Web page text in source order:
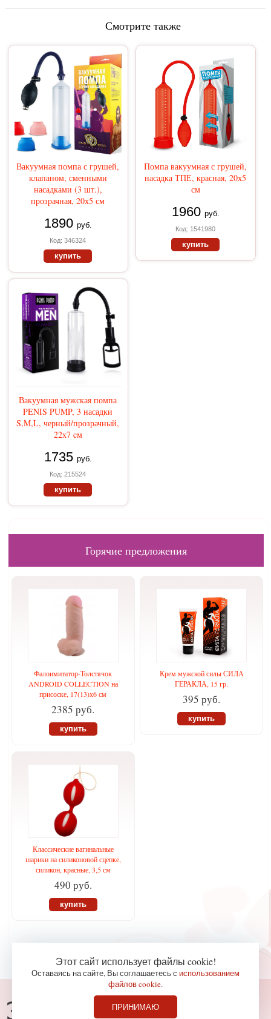
Смотрите также
Вакуумная помпа с грушей,
клапаном, сменными
насадками (3 шт.),
прозрачная, 20х5 см
1890 руб.
Код: 346324
купить
Помпа вакуумная с грушей,
насадка ТПЕ, красная, 20х5
см
1960 руб.
Код: 1541980
купить
Вакуумная мужская помпа
PENIS PUMP, 3 насадки
S,M,L, черный/прозрачный,
22х7 cм
1735 руб.
Код: 215524
купить
Горячие предложения
Фалоимитатор-Толстячок
ANDROID COLLECTION на
присоске, 17(13)х6 см
2385 руб.
купить
Крем мужской силы СИЛА
ГЕРАКЛА, 15 гр.
395 руб.
купить
Классические вагинальные
шарики на силиконовой сцепке,
силикон, красные, 3,5 см
490 руб.
купить
Консультации по телефону
Этот сайт использует файлы cookie!
Оставаясь на сайте, Вы соглашаетесь с использованием
файлов cookie.
ПРИНИМАЮ